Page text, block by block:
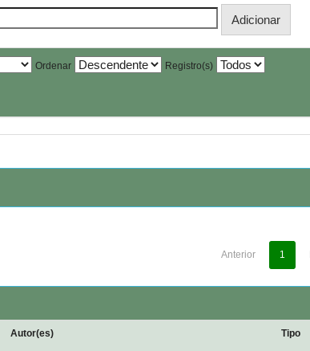
Ordenar Registro(s)
Anterior 1
Autor(es) Tipo